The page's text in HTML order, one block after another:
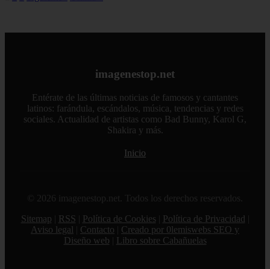
imagenestop.net
Entérate de las últimas noticias de famosos y cantantes
latinos: farándula, escándalos, música, tendencias y redes
sociales. Actualidad de artistas como Bad Bunny, Karol G,
Shakira y más.
Inicio
© 2026 imagenestop.net. Todos los derechos reservados.
Sitemap
RSS Política de Cookies Política de Privacidad
Aviso legal
Contacto
Creado por 0lemiswebs SEO y
Diseño web
Libro sobre Cabañuelas